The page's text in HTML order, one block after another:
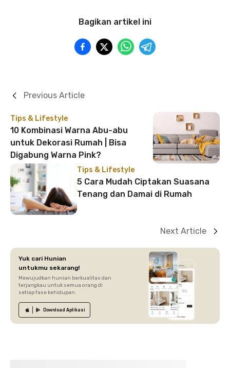
Bagikan artikel ini
Tips & Lifestyle
10 Kombinasi Warna Abu-abu
untuk Dekorasi Rumah | Bisa
Digabung Warna Pink?
Previous Article
Tips & Lifestyle
5 Cara Mudah Ciptakan Suasana
Tenang dan Damai di Rumah
Next Article
Yuk cari Hunian
untukmu sekarang!
Mewujudkan hunian berkualitas dan
terjangkau untuk semua orang di
setiap fase kehidupan.
Download Aplikasi